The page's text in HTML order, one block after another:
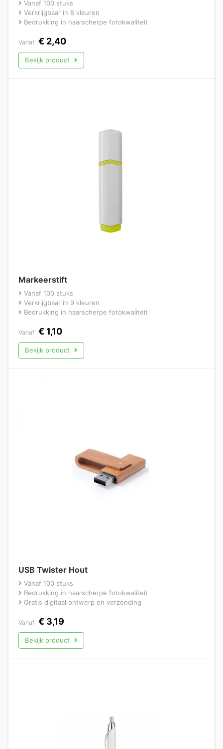
Vanaf 100 stuks
Verkrijgbaar in 8 kleuren
Bedrukking in haarscherpe fotokwaliteit
Vanaf € 2,40
Bekijk product
Markeerstift
Vanaf 100 stuks
Verkrijgbaar in 9 kleuren
Bedrukking in haarscherpe fotokwaliteit
Vanaf € 1,10
Bekijk product
USB Twister Hout
Vanaf 100 stuks
Bedrukking in haarscherpe fotokwaliteit
Gratis digitaal ontwerp en verzending
Vanaf € 3,19
Bekijk product